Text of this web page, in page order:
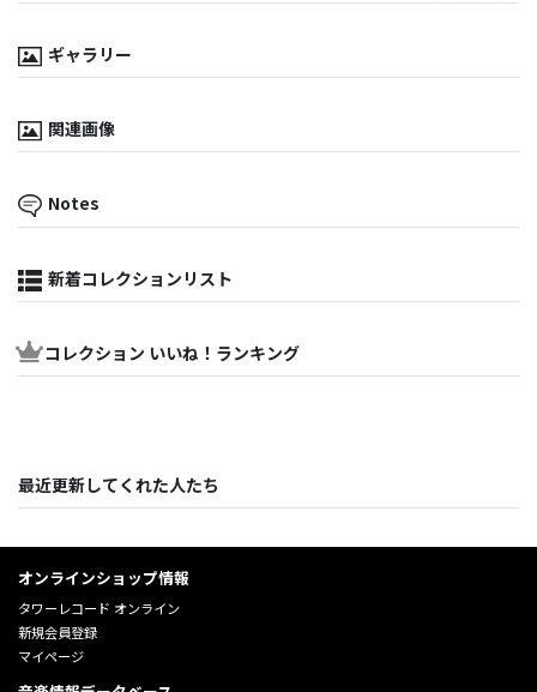
ギャラリー
関連画像
Notes
新着コレクションリスト
コレクション いいね！ランキング
最近更新してくれた人たち
オンラインショップ情報
タワーレコード オンライン
新規会員登録
マイページ